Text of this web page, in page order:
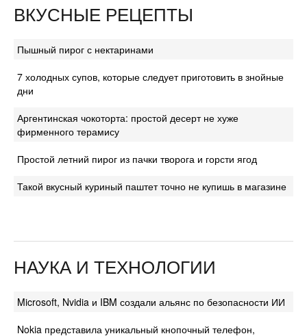
ВКУСНЫЕ РЕЦЕПТЫ
Пышный пирог с нектаринами
7 холодных супов, которые следует приготовить в знойные
дни
Аргентинская чокоторта: простой десерт не хуже
фирменного терамису
Простой летний пирог из пачки творога и горсти ягод
Такой вкусный куриный паштет точно не купишь в магазине
НАУКА И ТЕХНОЛОГИИ
Microsoft, Nvidia и IBM создали альянс по безопасности ИИ
Nokia представила уникальный кнопочный телефон,